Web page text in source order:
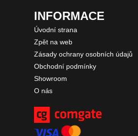
INFORMACE
Úvodní strana
Zpět na web
Zásady ochrany osobních údajů
Obchodní podmínky
Showroom
O nás